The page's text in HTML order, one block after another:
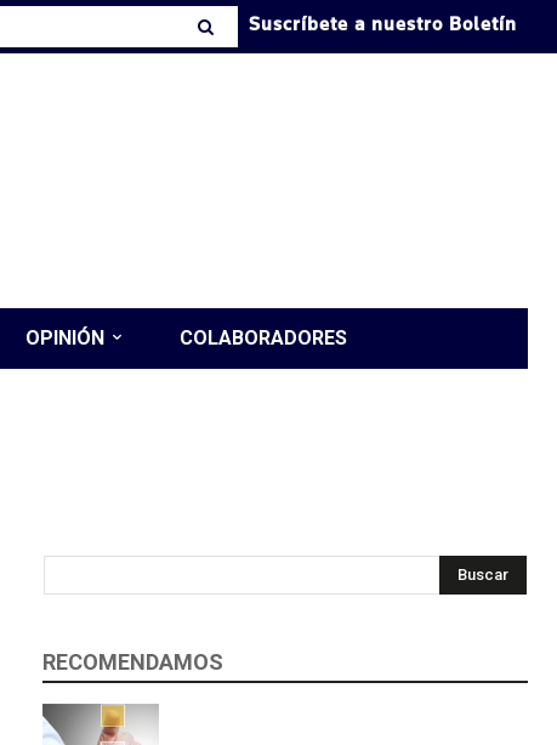
Suscríbete a nuestro Boletín
OPINIÓN COLABORADORES
Buscar
RECOMENDAMOS